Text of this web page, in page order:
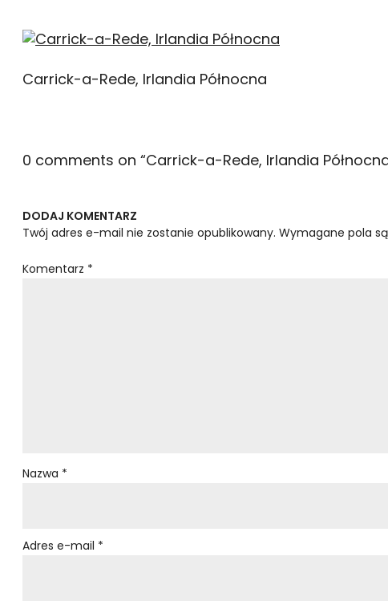
Carrick-a-Rede, Irlandia Północna
0 comments on “Carrick-a-Rede, Irlandia
DODAJ KOMENTARZ
Twój adres e-mail nie zostanie opublikowany. Wymagane pola
Komentarz *
Nazwa *
Adres e-mail *